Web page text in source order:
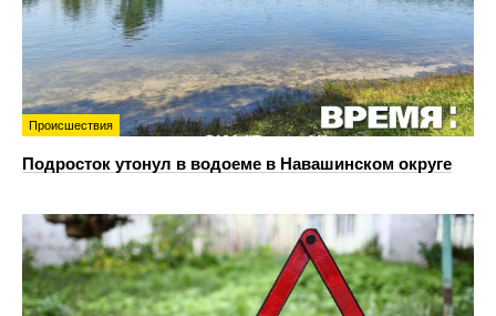
Происшествия
Подросток утонул в водоеме в Навашинском округе